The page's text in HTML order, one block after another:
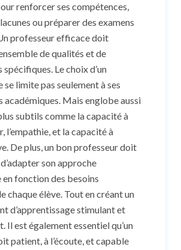
renforcer ses compétences,
ou préparer des examens
professeur efficace doit
de qualités et de
Le choix d’un
se limite pas seulement à ses
Mais englobe aussi
subtils comme la capacité à
l’empathie, et la capacité à
De plus, un bon professeur doit
son approche
fonction des besoins
chaque élève. Tout en créant un
d’apprentissage stimulant et
Il est également essentiel qu’un
patient, à l’écoute, et capable